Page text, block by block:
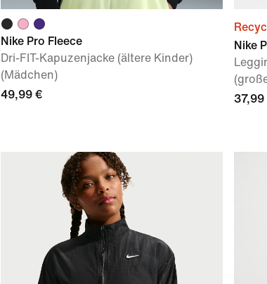
Nike Pro Fleece
Dri-FIT-Kapuzenjacke (ältere Kinder)
(Mädchen)
49,99 €
Nike
37,99